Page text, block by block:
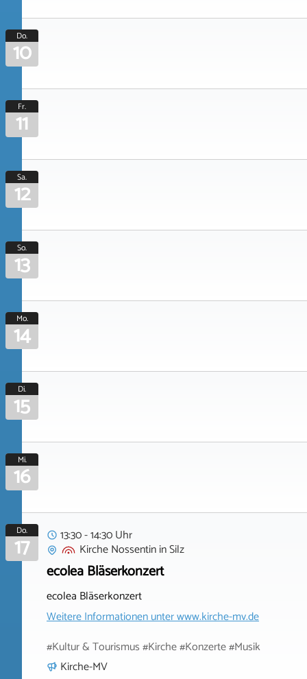
Do.
10
Fr.
11
Sa.
12
So.
13
Mo.
14
Di.
15
Mi.
16
Do.
17
13:30 - 14:30 Uhr
Kirche NossentininSilz
ecolea Bläserkonzert
ecolea Bläserkonzert
Weitere Informationen unterwww.kirche-mv.de
#Kultur & Tourismus #Kirche #Konzerte #Musik
Kirche-MV